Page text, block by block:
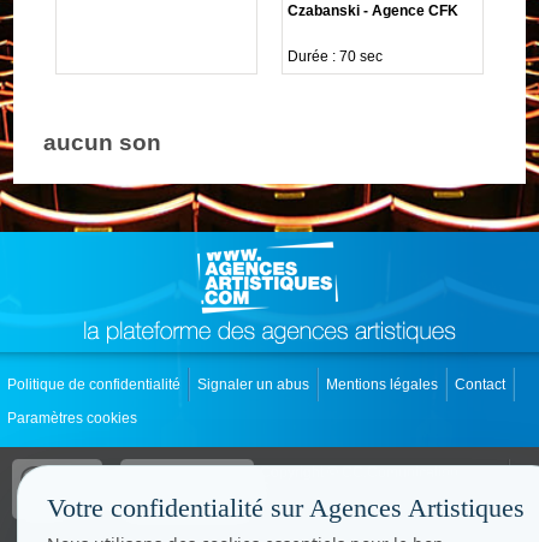
Czabanski - Agence CFK
Durée : 70 sec
aucun son
Politique de confidentialité Signaler un abus Mentions légales
Contact
Paramètres cookies
Copyright © CC.Comunication
www.cccom.fr
Votre confidentialité sur Agences Artistiques